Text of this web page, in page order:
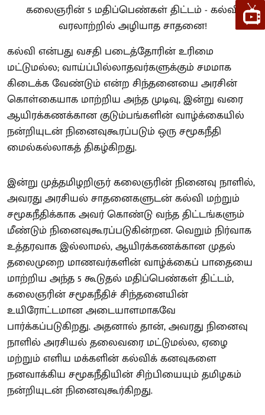
கல்வி என்பது வசதி படைத்தோரின் உரிமை
மட்டுமல்ல; வாய்ப்பில்லாதவர்களுக்கும் சமமாக
கிடைக்க வேண்டும் என்ற சிந்தனையை அரசின்
கொள்கையாக மாற்றிய அந்த முடிவு, இன்று வரை
ஆயிரக்கணக்கான குடும்பங்களின் வாழ்க்கையில்
நன்றியுடன் நினைவுகூரப்படும் ஒரு சமூகநீதி
மைல்கல்லாகத் திகழ்கிறது.
இன்று முத்தமிழறிஞர் கலைஞரின் நினைவு நாளில்,
அவரது அரசியல் சாதனைகளுடன் கல்வி மற்றும்
சமூகநீதிக்காக அவர் கொண்டு வந்த திட்டங்களும்
மீண்டும் நினைவுகூரப்படுகின்றன. வெறும் நிர்வாக
உத்தரவாக இல்லாமல், ஆயிரக்கணக்கான முதல்
தலைமுறை மாணவர்களின் வாழ்க்கைப் பாதையை
மாற்றிய அந்த 5 கூடுதல் மதிப்பெண்கள் திட்டம்,
கலைஞரின் சமூகநீதிச் சிந்தனையின்
உயிரோட்டமான அடையாளமாகவே
பார்க்கப்படுகிறது. அதனால் தான், அவரது நினைவு
நாளில் அரசியல் தலைவரை மட்டுமல்ல, ஏழை
மற்றும் எளிய மக்களின் கல்விக் கனவுகளை
நனவாக்கிய சமூகநீதியின் சிற்பியையும் தமிழகம்
நன்றியுடன் நினைவுகூர்கிறது.